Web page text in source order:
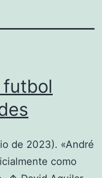
de 2023). «André
como